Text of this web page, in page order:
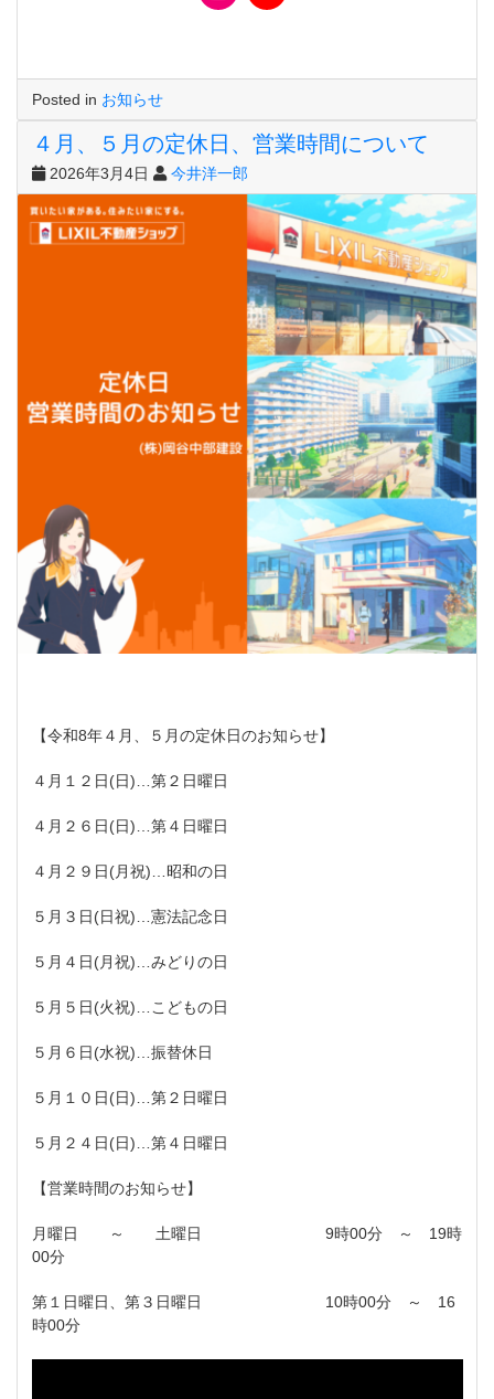
Posted in お知らせ
４月、５月の定休日、営業時間について
2026年3月4日 今井洋一郎
【令和8年４月、５月の定休日のお知らせ】
４月１２日(日)…第２日曜日
４月２６日(日)…第４日曜日
４月２９日(月祝)…昭和の日
５月３日(日祝)…憲法記念日
５月４日(月祝)…みどりの日
５月５日(火祝)…こどもの日
５月６日(水祝)…振替休日
５月１０日(日)…第２日曜日
５月２４日(日)…第４日曜日
【営業時間のお知らせ】
月曜日 ～ 土曜日 9時00分 ～ 19時
00分
第１日曜日、第３日曜日 10時00分 ～ 16
時00分